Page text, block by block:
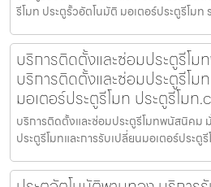
รีโมท ประตูรั้วอัตโนมัติ มอเตอร์ประตูรีโมท
บริการติดตั้งและซ่อมประตูรีโม
บริการติดตั้งและซ่อมประตูรีโม
มอเตอร์ประตูรีโมท ประตูรีโมท
บริการติดตั้งและซ่อมประตูรีโมทพนัสนิคม
ประตูรีโมทและการรับเปลี่ยนมอเตอร์ประตูรี